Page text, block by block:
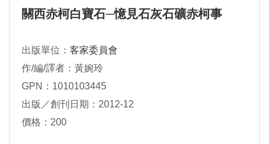
關西赤柯白寶石─憶見石灰石礦赤柯事
出版單位： 客家委員會
作/編/譯者：黃婉玲
GPN：1010103445
出版／創刊日期：2012-12
價格：200